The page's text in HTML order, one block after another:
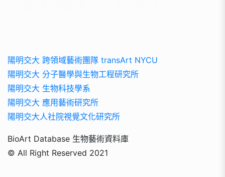
陽明交大 跨領域藝術團隊 transArt NYCU
陽明交大 分子醫學與生物工程研究所
陽明交大 生物科技學系
陽明交大 應用藝術研究所
陽明交大人社院視覺文化研究所
BioArt Database 生物藝術資料庫
© All Right Reserved 2021